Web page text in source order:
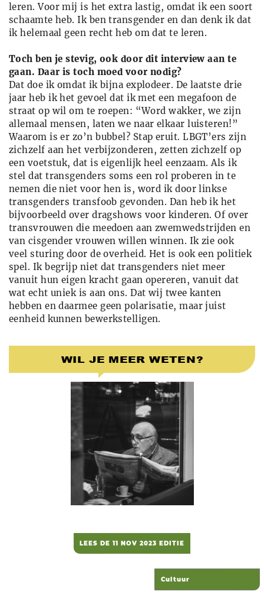
leren. Voor mij is het extra lastig, omdat ik een soort
schaamte heb. Ik ben transgender en dan denk ik dat
ik helemaal geen recht heb om dat te leren.
Toch ben je stevig, ook door dit interview aan te
gaan. Daar is toch moed voor nodig?
Dat doe ik omdat ik bijna explodeer. De laatste drie
jaar heb ik het gevoel dat ik met een megafoon de
straat op wil om te roepen: “Word wakker, we zijn
allemaal mensen, laten we naar elkaar luisteren!”
Waarom is er zo’n bubbel? Stap eruit. LBGT’ers zijn
zichzelf aan het verbijzonderen, zetten zichzelf op
een voetstuk, dat is eigenlijk heel eenzaam. Als ik
stel dat transgenders soms een rol proberen in te
nemen die niet voor hen is, word ik door linkse
transgenders transfoob gevonden. Dan heb ik het
bijvoorbeeld over dragshows voor kinderen. Of over
transvrouwen die meedoen aan zwemwedstrijden en
van cisgender vrouwen willen winnen. Ik zie ook
veel sturing door de overheid. Het is ook een politiek
spel. Ik begrijp niet dat transgenders niet meer
vanuit hun eigen kracht gaan opereren, vanuit dat
wat echt uniek is aan ons. Dat wij twee kanten
hebben en daarmee geen polarisatie, maar juist
eenheid kunnen bewerkstelligen.
WIL JE MEER WETEN?
LEES DE 11 NOV 2023 EDITIE